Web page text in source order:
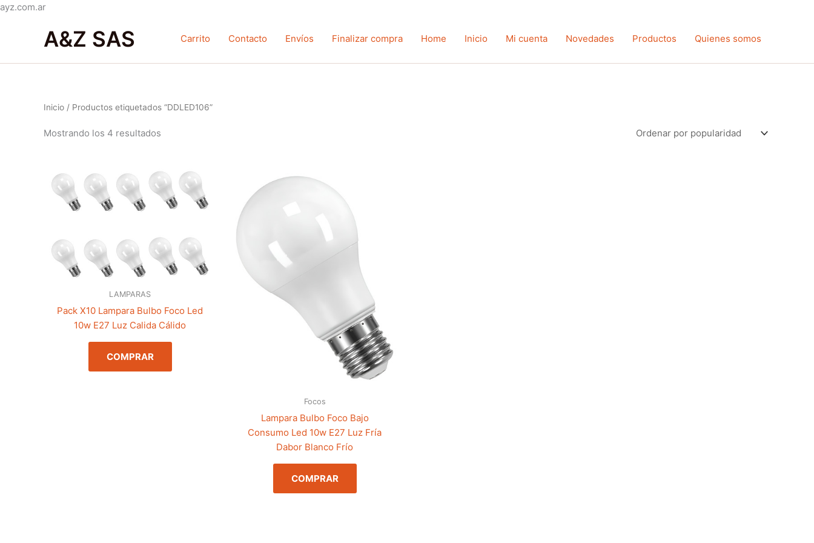
ayz.com.arIr
contenido
A&Z SAS Carrito Contacto Envíos Finalizar compra Home Inicio Mi cuenta Novedades Productos Quienes somos
Inicio / Productos etiquetados “DDLED106”
Mostrando los 4 resultados
popularidad
LAMPARAS
Pack X10 Lampara Bulbo Foco Led
10w E27 Luz Calida Cálido
COMPRAR
Focos
Lampara Bulbo Foco Bajo
Consumo Led 10w E27 Luz Fría
Dabor Blanco Frío
COMPRAR